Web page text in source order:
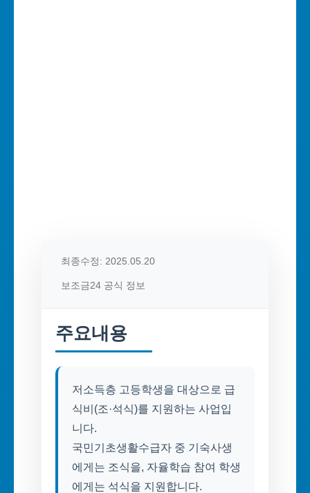
최종수정: 2025.05.20
보조금24 공식 정보
주요내용
저소득층 고등학생을 대상으로 급
식비(조·석식)를 지원하는 사업입
니다.
국민기초생활수급자 중 기숙사생
에게는 조식을, 자율학습 참여 학생
에게는 석식을 지원합니다.